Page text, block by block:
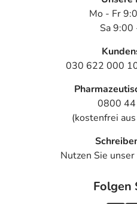
Mo - Fr
Sa
030 622 000
0800
(kostenfrei
Nutzen Sie unser
Folgen